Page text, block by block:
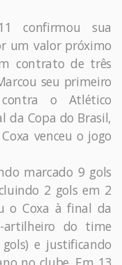
confirmou sua
um valor próximo
contrato de três
seu primeiro
o Atlético
da Copa do Brasil,
venceu o jogo
marcado 9 gols
2 gols em 2
o Coxa à final da
artilheiro do time
e justificando